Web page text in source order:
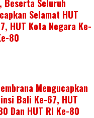
Beserta Seluruh
Selamat HUT
HUT Kota Negara Ke-
80
Mengucapkan
Bali Ke-67, HUT
Dan HUT RI Ke-80